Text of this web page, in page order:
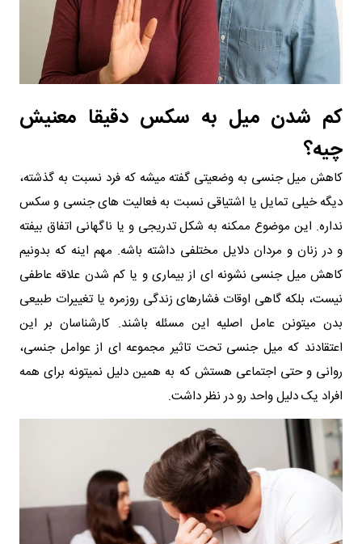
کم شدن میل به سکس دقیقا معنیش
چیه؟
کاهش میل جنسی به وضعیتی گفته میشه که فرد نسبت به گذشته،
دیگه خیلی تمایل یا اشتیاقی نسبت به فعالیت های جنسی و سکس
نداره. این موضوع ممکنه به شکل تدریجی و یا ناگهانی اتفاق بیفته
و در زنان و مردان دلایل مختلفی داشته باشه. مهم اینه که بدونیم
کاهش میل جنسی نشونه ای از بیماری و یا کم شدن علاقه عاطفی
نیست، بلکه گاهی اوقات فشارهای زندگی روزمره یا تغییرات طبیعی
بدن میتونن عامل اصلیه این مسئله باشند. کارشناسان بر این
اعتقادند که میل جنسی تحت تاثیر مجموعه ای از عوامل جنسی،
روانی و حتی اجتماعی هستش که به همین دلیل نمیتونه برای همه
افراد یک دلیل واحد رو در نظر داشت.